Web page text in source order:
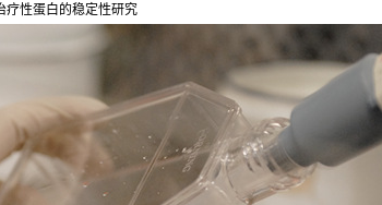
疗性蛋白的稳定性研究